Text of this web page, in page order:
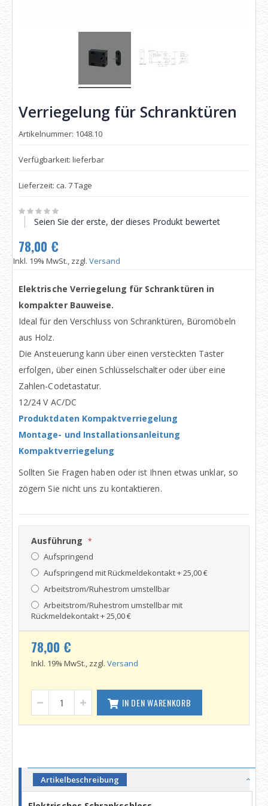
Verriegelung für Schranktüren
Artikelnummer: 1048.10
Verfügbarkeit: lieferbar
Lieferzeit: ca. 7 Tage
Seien Sie der erste, der dieses Produkt bewertet
78,00 €
Inkl. 19% MwSt., zzgl. Versand
Elektrische Verriegelung für Schranktüren in
kompakter Bauweise.
Ideal für den Verschluss von Schranktüren, Büromöbeln
aus Holz.
Die Ansteuerung kann über einen versteckten Taster
erfolgen, über einen Schlüsselschalter oder über eine
Zahlen-Codetastatur.
12/24 V AC/DC
Produktdaten Kompaktverriegelung
Montage- und Installationsanleitung
Kompaktverriegelung
Sollten Sie Fragen haben oder ist Ihnen etwas unklar, so
zögern Sie nicht uns zu kontaktieren.
Ausführung
Aufspringend
Aufspringend mit Rückmeldekontakt+25,00 €
Arbeitstrom/Ruhestrom umstellbar
Arbeitstrom/Ruhestrom umstellbar mit
Rückmeldekontakt+25,00 €
78,00 €
Inkl. 19% MwSt., zzgl. Versand
IN DEN WARENKORB
Artikelbeschreibung